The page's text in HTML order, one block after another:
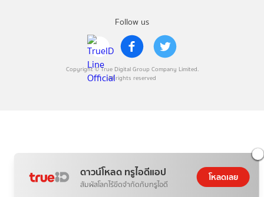
ดาวน์โหลด ทรูไอดีแอป
สัมผัสโลกไร้ขีดจำกัดกับทรูไอดี
โหลดเลย
Follow us
Copyright © True Digital Group Company Limited.
All rights reserved